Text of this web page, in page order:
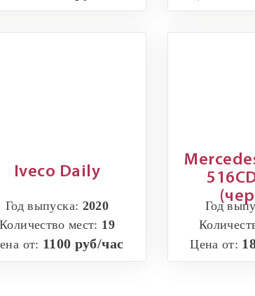
Iveco Daily
Год выпуска: 2020
Количество мест: 19
от: 1100 руб/час
Год
Цена от: